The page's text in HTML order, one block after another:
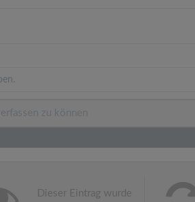
Dieser Eintrag wurde